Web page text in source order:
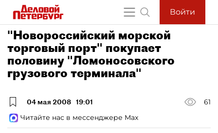
Войти
"Новороссийский морской
торговый порт" покупает
половину "Ломоносовского
грузового терминала"
04 мая 2008 19:01
61
Читайте нас в мессенджере Max